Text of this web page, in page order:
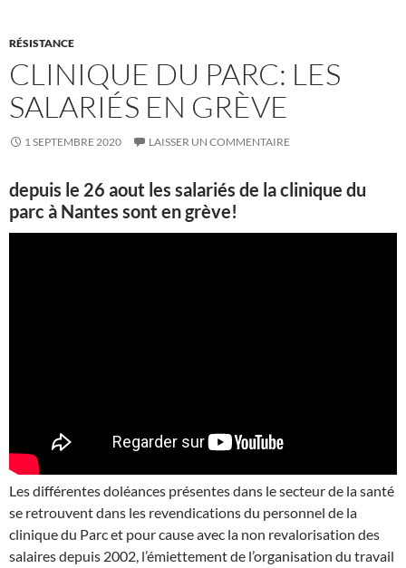
RÉSISTANCE
CLINIQUE DU PARC: LES
SALARIÉS EN GRÈVE
1 SEPTEMBRE 2020 LAISSER UN COMMENTAIRE
depuis le 26 aout les salariés de la clinique du
parc à Nantes sont en grève!
Les différentes doléances présentes dans le secteur de la santé
se retrouvent dans les revendications du personnel de la
clinique du Parc et pour cause avec la non revalorisation des
salaires depuis 2002, l’émiettement de l’organisation du travail